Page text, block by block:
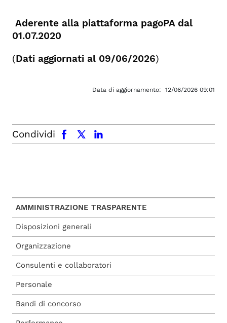
Aderente alla piattaforma pagoPA dal
01.07.2020
(Dati aggiornati al 09/06/2026)
Data di aggiornamento: 12/06/2026 09:01
Condividi
facebook x.com linkedin
AMMINISTRAZIONE TRASPARENTE
Disposizioni generali
Organizzazione
Consulenti e collaboratori
Personale
Bandi di concorso